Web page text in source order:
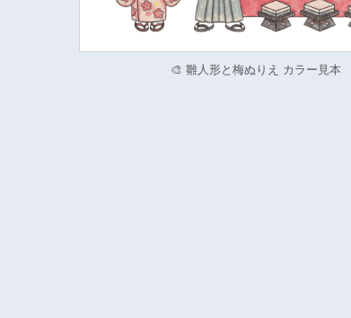
🎨 雛人形と梅ぬりえ カラー見本